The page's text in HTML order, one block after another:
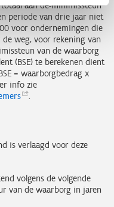
aan de-minimissteun
periode van drie jaar niet
voor ondernemingen die
weg, voor rekening van
van de waarborg
(BSE) te berekenen dient
= waarborgbedrag x
info zie
.
is verlaagd voor deze
volgens de volgende
van de waarborg in jaren